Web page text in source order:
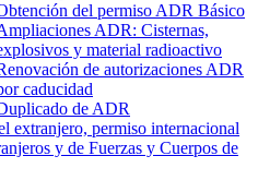
del permiso ADR Básico
ADR: Cisternas,
y material radioactivo
de autorizaciones ADR
caducidad
de ADR
extranjero, permiso internacional
y de Fuerzas y Cuerpos de